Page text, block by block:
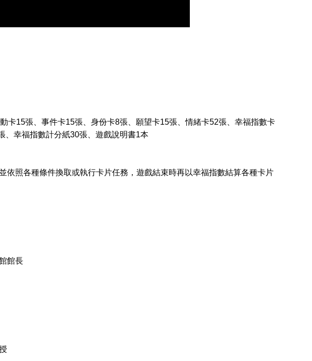
卡15張、事件卡15張、身份卡8張、願望卡15張、情緒卡52張、幸福指數卡
、幸福指數計分紙30張、遊戲說明書1本
依照各種條件換取或執行卡片任務，遊戲結束時再以幸福指數結算各種卡片
館長